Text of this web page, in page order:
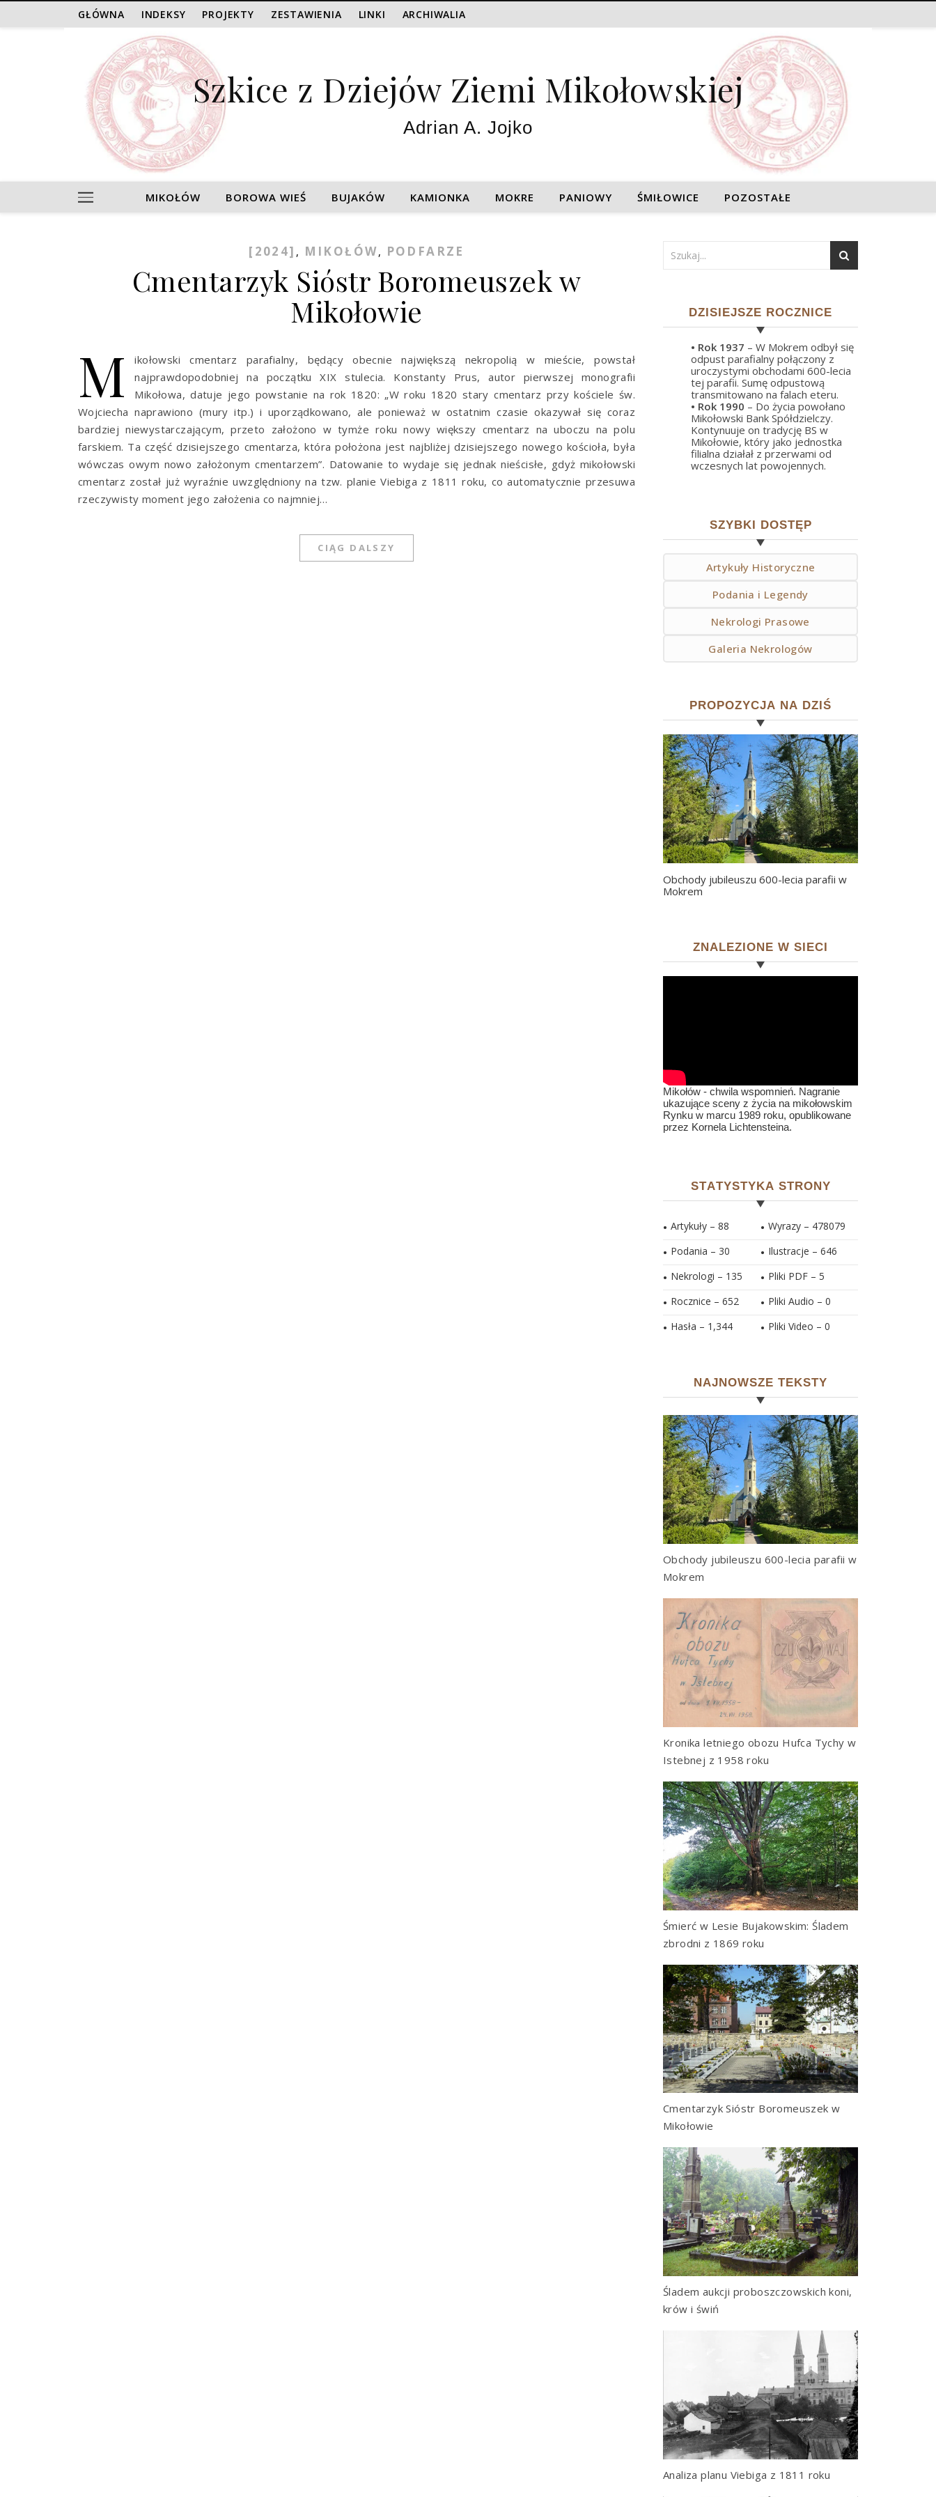
GŁÓWNA INDEKSY PROJEKTY ZESTAWIENIA LINKI ARCHIWALIA
Szkice z Dziejów Ziemi Mikołowskiej
Adrian A. Jojko
MIKOŁÓW BOROWA WIEŚ BUJAKÓW KAMIONKA MOKRE PANIOWY ŚMIŁOWICE POZOSTAŁE
[2024] , MIKOŁÓW, PODFARZE
Cmentarzyk Sióstr Boromeuszek w
Mikołowie
M
ikołowski cmentarz parafialny, będący obecnie największą nekropolią w mieście, powstał
najprawdopodobniej na początku XIX stulecia. Konstanty Prus, autor pierwszej monografii
Mikołowa, datuje jego powstanie na rok 1820: „W roku 1820 stary cmentarz przy kościele św.
Wojciecha naprawiono (mury itp.) i uporządkowano, ale ponieważ w ostatnim czasie okazywał się coraz
bardziej niewystarczającym, przeto założono w tymże roku nowy większy cmentarz na uboczu na polu
farskiem. Ta część dzisiejszego cmentarza, która położona jest najbliżej dzisiejszego nowego kościoła, była
wówczas owym nowo założonym cmentarzem”. Datowanie to wydaje się jednak nieścisłe, gdyż mikołowski
cmentarz został już wyraźnie uwzględniony na tzw. planie Viebiga z 1811 roku, co automatycznie przesuwa
rzeczywisty moment jego założenia co najmniej…
CIĄG DALSZY
DZISIEJSZE ROCZNICE
• Rok 1937 – W Mokrem odbył się
odpust parafialny połączony z
uroczystymi obchodami 600-lecia
tej parafii. Sumę odpustową
transmitowano na falach eteru.
• Rok 1990 – Do życia powołano
Mikołowski Bank Spółdzielczy.
Kontynuuje on tradycję BS w
Mikołowie, który jako jednostka
filialna działał z przerwami od
wczesnych lat powojennych.
SZYBKI DOSTĘP
Artykuły Historyczne
Podania i Legendy
Nekrologi Prasowe
Galeria Nekrologów
PROPOZYCJA NA DZIŚ
Obchody jubileuszu 600-lecia parafii w
Mokrem
ZNALEZIONE W SIECI
Mikołów - chwila wspomnień. Nagranie
ukazujące sceny z życia na mikołowskim
Rynku w marcu 1989 roku, opublikowane
przez Kornela Lichtensteina.
STATYSTYKA STRONY
Artykuły – 88
Podania – 30
Nekrologi – 135
Rocznice – 652
Hasła – 1,344
Wyrazy – 478079
Ilustracje – 646
Pliki PDF – 5
Pliki Audio – 0
Pliki Video – 0
NAJNOWSZE TEKSTY
Obchody jubileuszu 600-lecia parafii w
Mokrem
Kronika letniego obozu Hufca Tychy w
Istebnej z 1958 roku
Śmierć w Lesie Bujakowskim: Śladem
zbrodni z 1869 roku
Cmentarzyk Sióstr Boromeuszek w
Mikołowie
Śladem aukcji proboszczowskich koni,
krów i świń
Analiza planu Viebiga z 1811 roku